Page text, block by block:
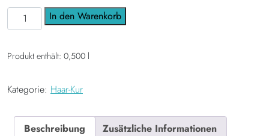
étoile P-Balsam Haar-Kur 500ml Menge
In den Warenkorb
Produkt enthält: 0,500 l
Kategorie: Haar-Kur
Beschreibung Zusätzliche Informationen